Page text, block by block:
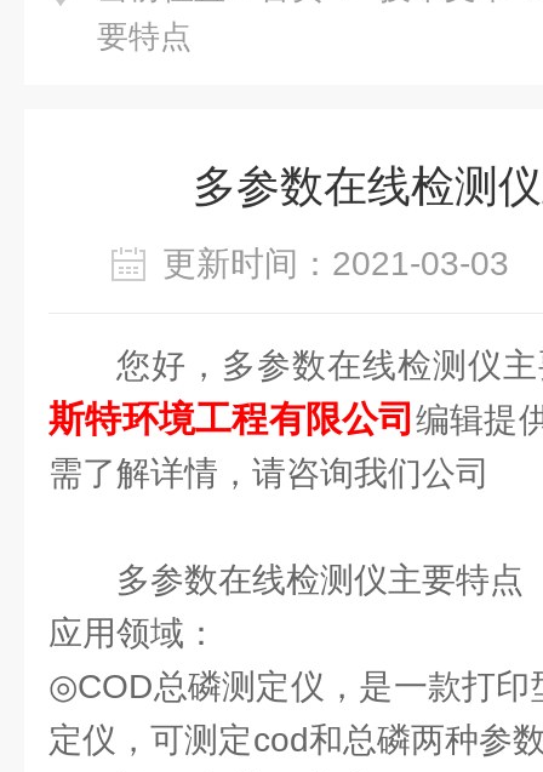
要特点
多参数在线检测
更新时间：2021-03-
您好，多参数在线检测仪
斯特环境工程有限公司 编辑提
需了解详情，请咨询我们公司
多参数在线检测仪主要特点
应用领域：
◎COD总磷测定仪，是一款打印
定仪，可测定cod和总磷两种参